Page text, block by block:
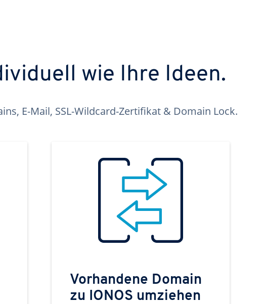
wie Ihre Ideen.
E-Mail, SSL-Wildcard-Zertifikat & Domain Lock.
Vorhandene Domain
zu IONOS umziehen